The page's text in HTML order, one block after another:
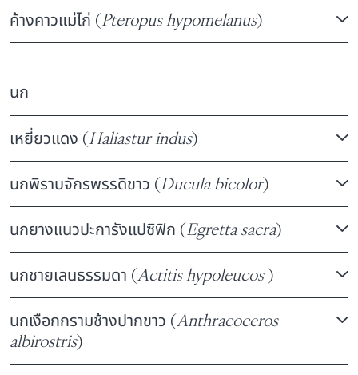
ค้างคาวแม่ไก่ (Pteropus hypomelanus)
นก
เหยี่ยวแดง (Haliastur indus)
นกพิราบจักรพรรดิขาว (Ducula bicolor)
นกยางแนวปะการังแปซิฟิก (Egretta sacra)
นกชายเลนธรรมดา (Actitis hypoleucos)
นกเงือกกรามช้างปากขาว (Anthracoceros
albirostris)